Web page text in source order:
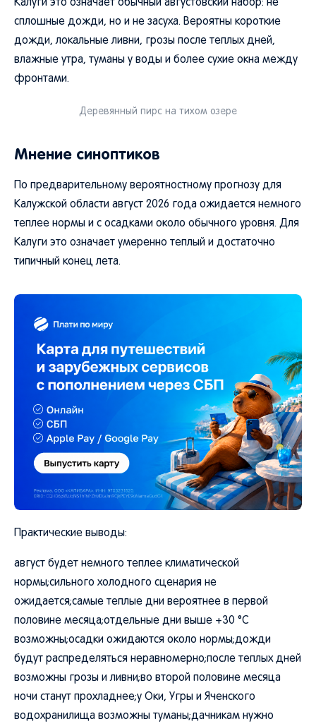
Калуги это означает обычный августовский набор: не
сплошные дожди, но и не засуха. Вероятны короткие
дожди, локальные ливни, грозы после теплых дней,
влажные утра, туманы у воды и более сухие окна между
фронтами.
Деревянный пирс на тихом озере
Мнение синоптиков
По предварительному вероятностному прогнозу для
Калужской области август 2026 года ожидается немного
теплее нормы и с осадками около обычного уровня. Для
Калуги это означает умеренно теплый и достаточно
типичный конец лета.
Практические выводы:
август будет немного теплее климатической
нормы;сильного холодного сценария не
ожидается;самые теплые дни вероятнее в первой
половине месяца;отдельные дни выше +30 °C
возможны;осадки ожидаются около нормы;дожди
будут распределяться неравномерно;после теплых дней
возможны грозы и ливни;во второй половине месяца
ночи станут прохладнее;у Оки, Угры и Яченского
водохранилища возможны туманы;дачникам нужно